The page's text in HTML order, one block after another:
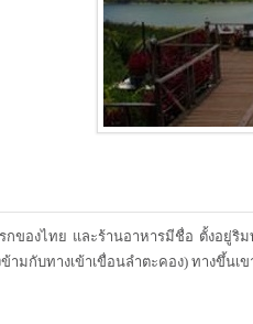
กของไทย และร้านอาหารมีชื่อ ตั้งอยู่ริ
ามกับทางเข้าเขื่อนลำตะคอง) ทางขึ้นเ